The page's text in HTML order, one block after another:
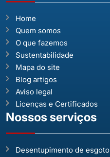
Home
Quem somos
O que fazemos
Sustentabilidade
Mapa do site
Blog artigos
Aviso legal
Licenças e Certificados
Nossos serviços
Desentupimento de esgoto